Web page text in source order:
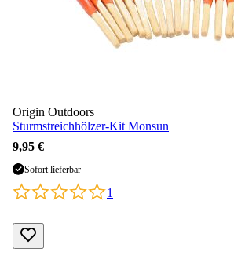
Origin Outdoors
Sturmstreichhölzer-Kit Monsun
9,95 €
Sofort lieferbar
1